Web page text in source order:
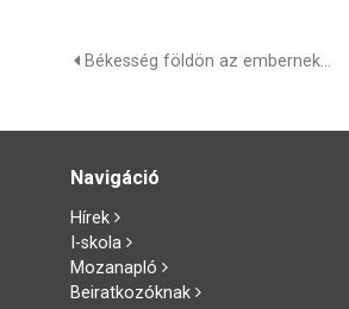
Békesség földön az embernek...
Navigáció
Hírek
I-skola
Mozanapló
Beiratkozóknak